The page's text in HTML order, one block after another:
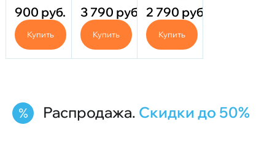
900 руб.
Купить
3 790 руб.
Купить
Сильвер
Лайт) 5мл
2 790 руб.
Купить
Распродажа. Скидки до 50%